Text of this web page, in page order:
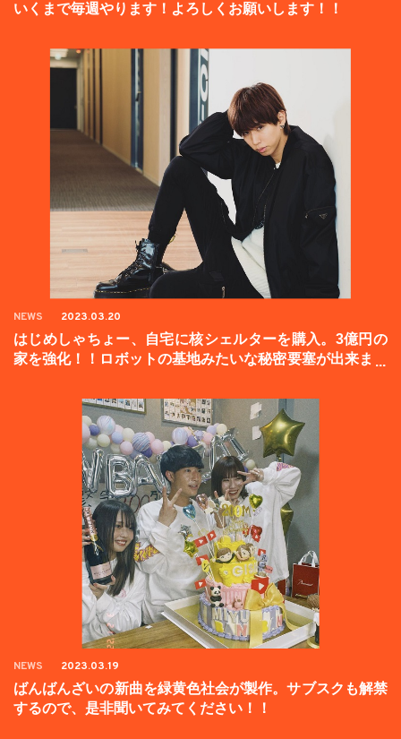
いくまで毎週やります！よろしくお願いします！！
NEWS 2023.03.20
はじめしゃちょー、自宅に核シェルターを購入。3億円の
家を強化！！ロボットの基地みたいな秘密要塞が出来まし
NEWS 2023.03.19
ばんばんざいの新曲を緑黄色社会が製作。サブスクも解禁
するので、是非聞いてみてください！！